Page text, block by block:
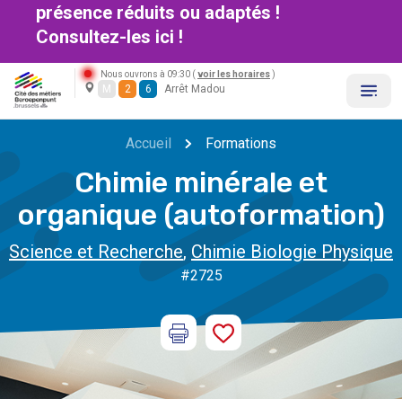
présence réduits ou adaptés !
Consultez-les ici !
Nous ouvrons à 09:30 ( voir les horaires )
M 2 6 Arrêt Madou
Accueil Formations
Chimie minérale et
organique (autoformation)
Science et Recherche, Chimie Biologie Physique
#2725